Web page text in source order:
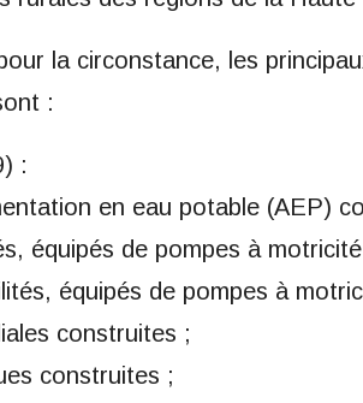
la circonstance, les
:
:
en eau potable (AEP)
équipés de pompes à
équipés de pompes à
construites ;
construites ;